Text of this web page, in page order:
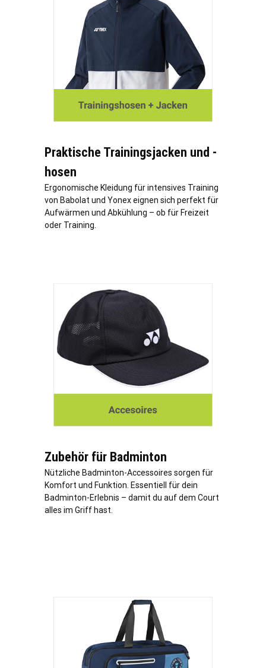
Praktische Trainingsjacken und -
hosen
Ergonomische Kleidung für intensives Training
von Babolat und Yonex eignen sich perfekt für
Aufwärmen und Abkühlung – ob für Freizeit
oder Training.
Zubehör für Badminton
Nützliche Badminton-Accessoires sorgen für
Komfort und Funktion. Essentiell für dein
Badminton-Erlebnis – damit du auf dem Court
alles im Griff hast.